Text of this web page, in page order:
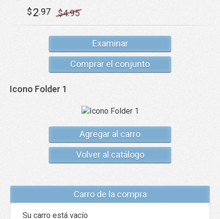
$2.97 $4.95
Examinar
Comprar el conjunto
Icono Folder 1
Agregar al carro
Volver al catálogo
Carro de la compra
Su carro está vacío